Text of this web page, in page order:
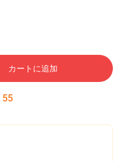
カートに追加
54